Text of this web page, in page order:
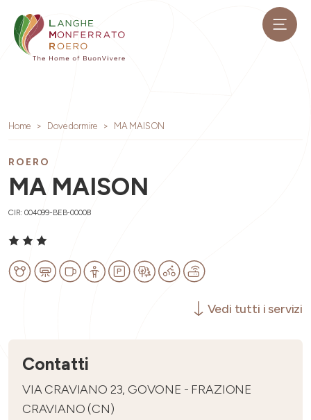
Home Dove dormire MA MAISON
ROERO
MA MAISON
CIR: 004099-BEB-00008
Vedi tutti i servizi
Contatti
VIA CRAVIANO 23, GOVONE - FRAZIONE
CRAVIANO (CN)